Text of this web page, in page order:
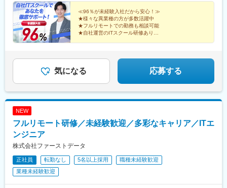
≪96％が未経験入社だから安心！≫
★様々な異業種の方が多数活躍中
★フルリモートでの勤務も相談可能
★自社運営のITスクール研修あり
気になる 応募する
NEW
フルリモート研修／未経験歓迎／多彩なキャリア／ITエ
ンジニア
株式会社ファーストデータ
正社員 転勤なし 5名以上採用
職種未経験歓迎
業種未経験歓迎